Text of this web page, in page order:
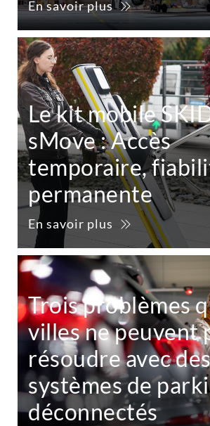
En savoir plus
Le kit mobile
sMove : Accès
temporaire,
permanente
En savoir plus
Trois problèmes
villes ne peuvent
résoudre avec
systèmes de
déconnectés